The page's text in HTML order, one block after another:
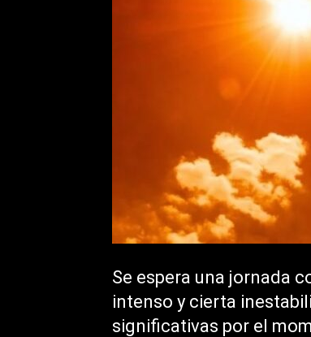
Se espera una jornada
intenso y cierta
significativas por el